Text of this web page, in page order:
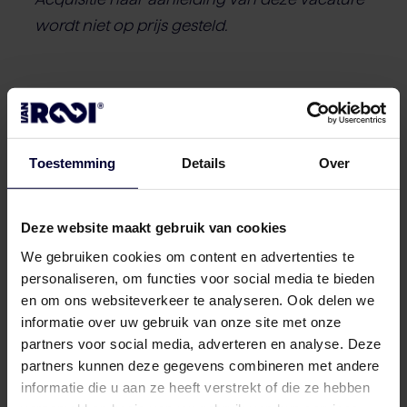
Toestemming Details Over
Deze website maakt gebruik van cookies
We gebruiken cookies om content en advertenties te
personaliseren, om functies voor social media te bieden
en om ons websiteverkeer te analyseren. Ook delen we
informatie over uw gebruik van onze site met onze
partners voor social media, adverteren en analyse. Deze
partners kunnen deze gegevens combineren met andere
informatie die u aan ze heeft verstrekt of die ze hebben
wordt niet op prijs gesteld.
Andere vacatures